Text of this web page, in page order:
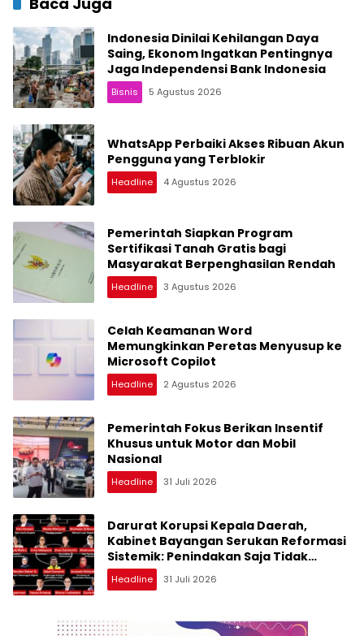
Indonesia Dinilai Kehilangan Daya
Saing, Ekonom Ingatkan Pentingnya
Jaga Independensi Bank Indonesia
Bisnis 5 Agustus 2026
WhatsApp Perbaiki Akses Ribuan Akun
Pengguna yang Terblokir
Headline 4 Agustus 2026
Pemerintah Siapkan Program
Sertifikasi Tanah Gratis bagi
Masyarakat Berpenghasilan Rendah
Headline 3 Agustus 2026
Celah Keamanan Word
Memungkinkan Peretas Menyusup ke
Microsoft Copilot
Headline 2 Agustus 2026
Pemerintah Fokus Berikan Insentif
Khusus untuk Motor dan Mobil
Nasional
Headline 31 Juli 2026
Darurat Korupsi Kepala Daerah,
Kabinet Bayangan Serukan Reformasi
Sistemik: Penindakan Saja Tidak
Cukup!
Headline 31 Juli 2026